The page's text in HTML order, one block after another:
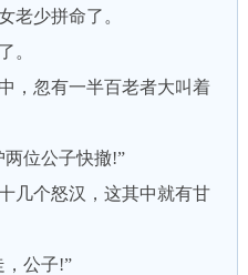
少拼命了。
。
忽有一半百老者大叫着
位公子快撤!”
个怒汉，这其中就有甘
公子!”